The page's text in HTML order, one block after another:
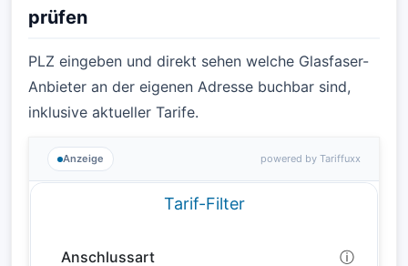
prüfen
PLZ eingeben und direkt sehen welche Glasfaser-
Anbieter an der eigenen Adresse buchbar sind,
inklusive aktueller Tarife.
Anzeige powered by Tariffuxx